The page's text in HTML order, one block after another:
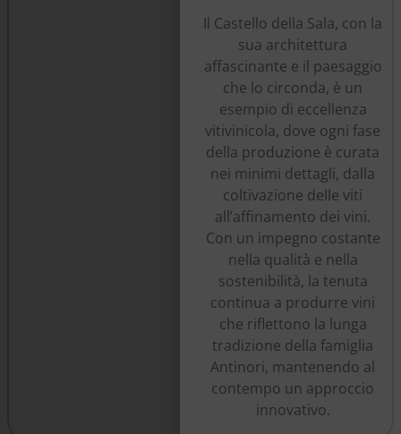
Il Castello della Sala, con la
sua architettura
affascinante e il paesaggio
che lo circonda, è un
esempio di eccellenza
vitivinicola, dove ogni fase
della produzione è curata
nei minimi dettagli, dalla
coltivazione delle viti
all’affinamento dei vini.
Con un impegno costante
nella qualità e nella
sostenibilità, la tenuta
continua a produrre vini
che riflettono la lunga
tradizione della famiglia
Antinori, mantenendo al
contempo un approccio
innovativo.